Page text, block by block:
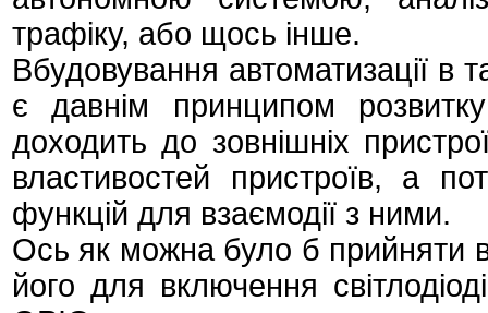
трафіку, або щось інше.
Вбудовування автоматизації в
є давнім принципом
доходить до зовнішніх
властивостей пристроїв, а
функцій для взаємодії з ними.
Ось як можна було б прийняти
його для включення